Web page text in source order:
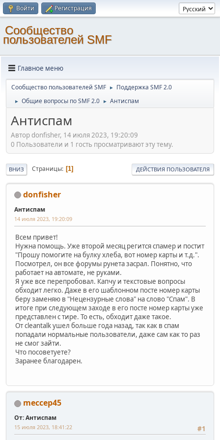
Войти Регистрация
Cообщество
пользователей SMF
Главное меню
Cообщество пользователей SMF ► Поддержка SMF 2.0
► Общие вопросы по SMF 2.0 ► Антиспам
Антиспам
Автор donfisher, 14 июля 2023, 19:20:09
0 Пользователи и 1 гость просматривают эту тему.
ВНИЗ Страницы 1 ДЕЙСТВИЯ ПОЛЬЗОВАТЕЛЯ
donfisher
Антиспам
14 июля 2023, 19:20:09
Всем привет!
Нужна помощь. Уже второй месяц регится спамер и постит
"Прошу помогите на булку хлеба, вот номер карты и т.д.".
Посмотрел, он все форумы рунета засрал. Понятно, что
работает на автомате, не руками.
Я уже все перепробовал. Капчу и текстовые вопросы
обходит легко. Даже в его шаблонном посте номер карты
беру заменяю в "Нецензурные слова" на слово "Спам". В
итоге при следующем заходе в его посте номер карты уже
представлен с тире. То есть, обходит даже такое.
От cleantalk ушел больше года назад, так как в спам
попадали нормальные пользователи, даже сам как то раз
не смог зайти.
Что посоветуете?
Заранее благодарен.
meccep45
От: Антиспам
#1
15 июля 2023, 18:41:22